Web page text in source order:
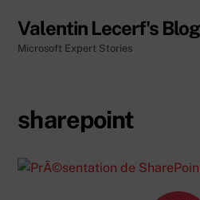
content
Valentin Lecerf's Blog
Microsoft Expert Stories
sharepoint